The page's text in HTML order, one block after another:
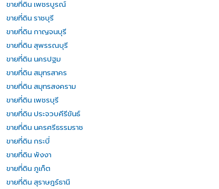
ขายที่ดิน เพชรบูรณ์
ขายที่ดิน ราชบุรี
ขายที่ดิน กาญจนบุรี
ขายที่ดิน สุพรรณบุรี
ขายที่ดิน นครปฐม
ขายที่ดิน สมุทรสาคร
ขายที่ดิน สมุทรสงคราม
ขายที่ดิน เพชรบุรี
ขายที่ดิน ประจวบคีรีขันธ์
ขายที่ดิน นครศรีธรรมราช
ขายที่ดิน กระบี่
ขายที่ดิน พังงา
ขายที่ดิน ภูเก็ต
ขายที่ดิน สุราษฎร์ธานี